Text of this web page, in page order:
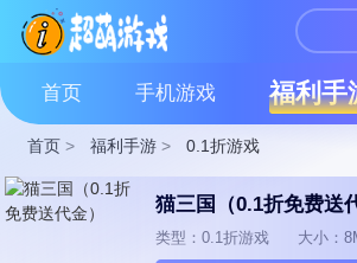
首页 手机游戏 福利手
首页 > 福利手游 > 0.1折游戏
猫三国（0.1折免费送
类型：0.1折游戏 大小：